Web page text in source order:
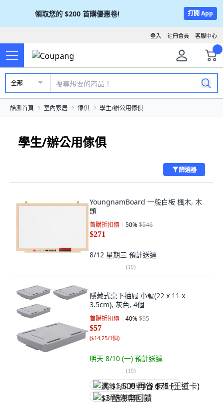
領取您的 $200 首購優惠卷! 打開 App
客服中心
註冊會員
登入
全部
酷澎首頁 室內家居 傢俱 學生/辦公用傢俱
學生/辦公用傢俱
篩選器
YoungnamBoard 一般白板 楓木, 木
頭
首購折扣價 50%$546
$271
8/12 星期三 預計送達
(19)
隱藏式桌下抽屜 小號(22 x 11 x
3.5cm), 灰色, 4個
首購折扣價 40%$95
$57
($14.25/1個)
明天 8/10 (一) 預計送達
(19)
满 $1,500 再省 $75 (王道卡)
$3 酷澎幣回饋